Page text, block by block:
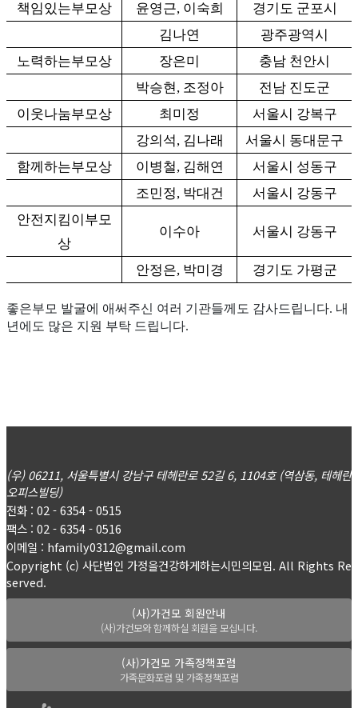
책임있는부모상
윤영근, 이숙희
경기도 군포시
김나연
광주광역시
노력하는부모상
장은미
충남 천안시
박승현, 조정아
전남 진도군
이웃나눔부모상
최미정
서울시 강복구
강의석, 김나래
서울시 동대문구
함께하는부모상
이병철, 김해연
서울시 성동구
조민정, 박대건
서울시 강동구
안전지킴이부모
상
이수아 서울시 강동구
안정은, 박미경 경기도 가평군
좋은부모 발굴에 애써주신 여러 기관들께도 감사드립니다. 내
년에도 많은 지원 부탁 드립니다.
(우) 06211, 서울특별시 강남구 테헤란로 52길 6, 1104호 (역삼동, 테헤란
오피스빌딩)
전화 : 02 - 6354 - 0515
팩스 : 02 - 6354 - 0516
이메일 : hfamily0312@gmail.com
Copyright (c) 사단법인 가정을건강하게하는시민의모임. All Rights Re
served.
(사)가건모 회원안내
(사)가건모와 함께하실 회원을 모십니다.
(사)가건모 가족정책포럼
가족문화포럼 및 가족정책포럼